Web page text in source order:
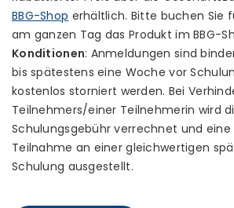
BBG-Shop erhältlich. Bitte buchen Sie
am ganzen Tag das Produkt im BBG-
Konditionen: Anmeldungen sind
bis spätestens eine Woche vor
kostenlos storniert werden. Bei
Teilnehmers/einer Teilnehmerin wird
Schulungsgebühr verrechnet und
Teilnahme an einer gleichwertigen
Schulung ausgestellt.